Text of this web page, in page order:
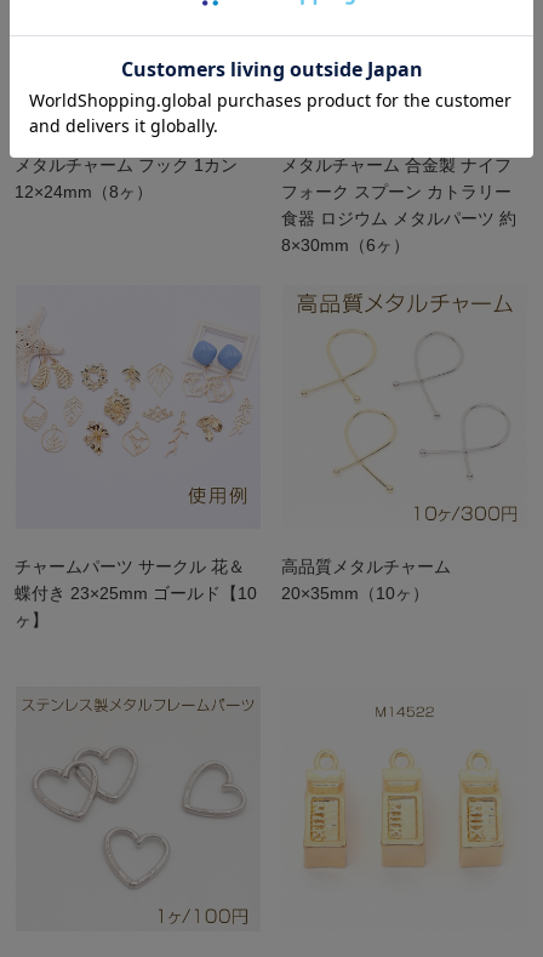
メタルチャーム フック 1カン
12×24mm（8ヶ）
メタルチャーム 合金製 ナイフ
フォーク スプーン カトラリー
食器 ロジウム メタルパーツ 約
8×30mm（6ヶ）
チャームパーツ サークル 花＆
蝶付き 23×25mm ゴールド【10
ヶ】
高品質メタルチャーム
20×35mm（10ヶ）